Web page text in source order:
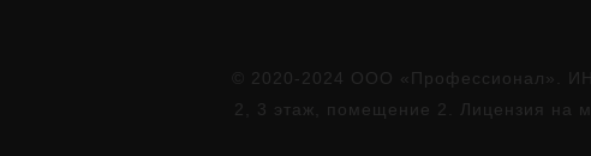
© 2020-2024 ООО «Профессионал».
2, 3 этаж, помещение 2. Лицензия на